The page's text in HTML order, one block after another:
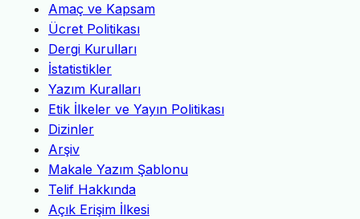
Amaç ve Kapsam
Ücret Politikası
Dergi Kurulları
İstatistikler
Yazım Kuralları
Etik İlkeler ve Yayın Politikası
Dizinler
Arşiv
Makale Yazım Şablonu
Telif Hakkında
Açık Erişim İlkesi